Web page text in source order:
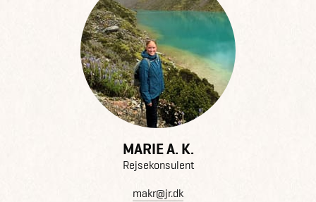
MARIE A. K.
Rejsekonsulent
makr@jr.dk